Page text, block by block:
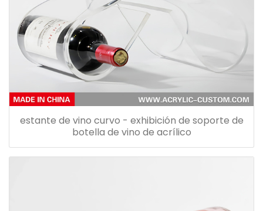
estante de vino curvo - exhibición de soporte de
botella de vino de acrílico